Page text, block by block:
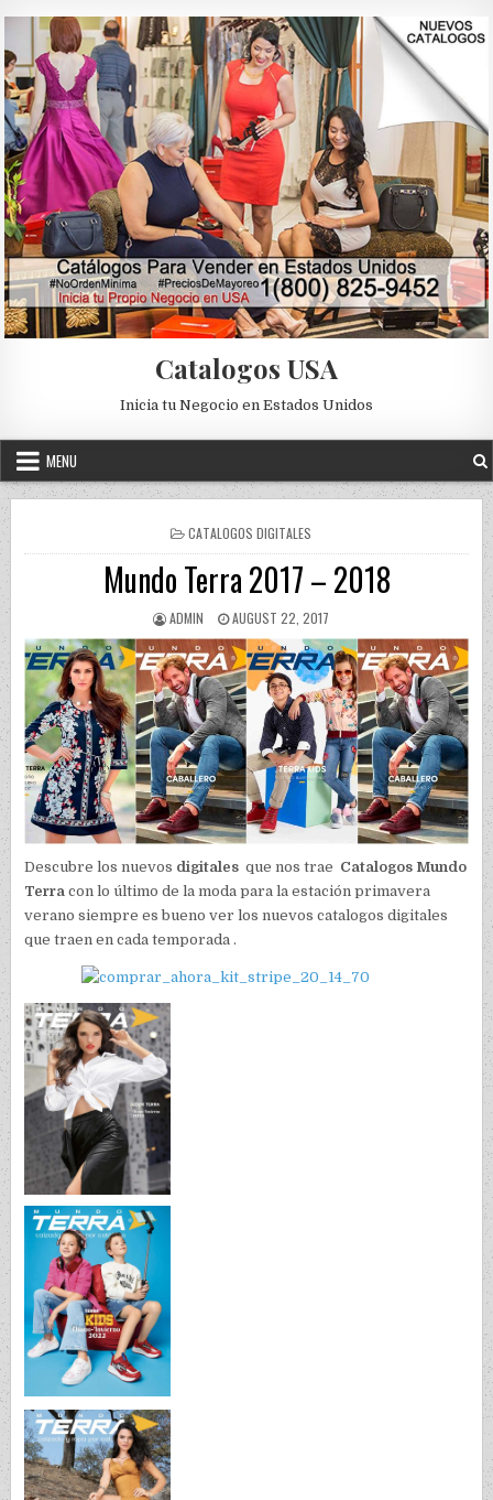
Catalogos USA
Inicia tu Negocio en Estados Unidos
MENU
POSTED IN
CATALOGOS DIGITALES
Mundo Terra 2017 – 2018
AUTHOR:
ADMIN PUBLISHED DATE:
AUGUST 22, 2017
Descubre los nuevos digitales que nos trae Catalogos Mundo
Terra con lo último de la moda para la estación primavera
verano siempre es bueno ver los nuevoscatalogos digitales
que traen en cada temporada .